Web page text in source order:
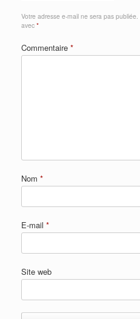
Votre adresse e-mail ne sera pas publiée.
avec *
Commentaire *
Nom *
E-mail *
Site web